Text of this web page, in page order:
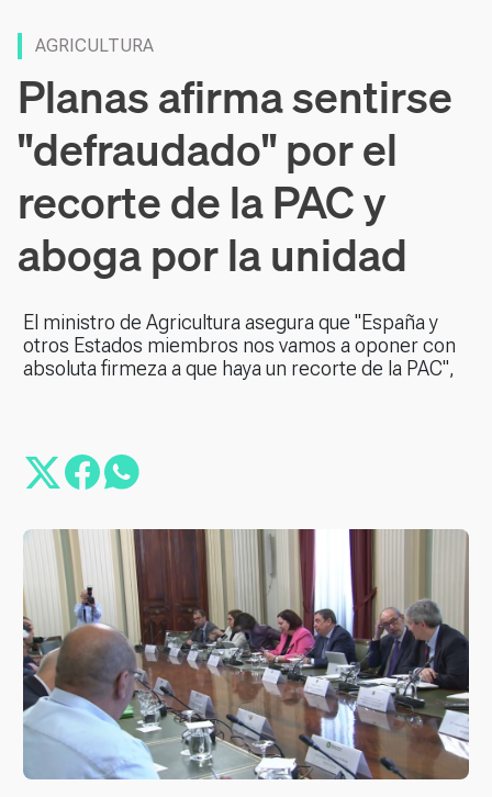
AGRICULTURA
Planas afirma sentirse
"defraudado" por el
recorte de la PAC y
aboga por la unidad
El ministro de Agricultura asegura que "España y
otros Estados miembros nos vamos a oponer con
absoluta firmeza a que haya un recorte de la PAC",